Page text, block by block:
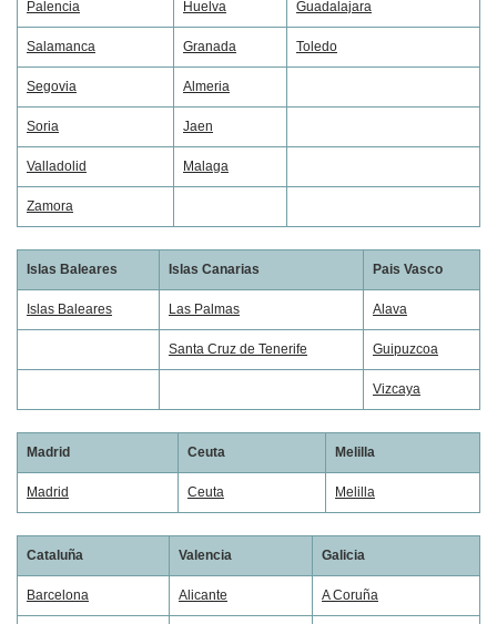
Palencia Huelva Guadalajara
Salamanca Granada Toledo
Segovia Almeria
Soria Jaen
Valladolid Malaga
Zamora
Islas Baleares Islas Canarias Pais Vasco
Islas Baleares Las Palmas Alava
Santa Cruz de Tenerife Guipuzcoa
Vizcaya
Madrid Ceuta Melilla
Madrid Ceuta Melilla
Cataluña Valencia Galicia
Barcelona Alicante A Coruña